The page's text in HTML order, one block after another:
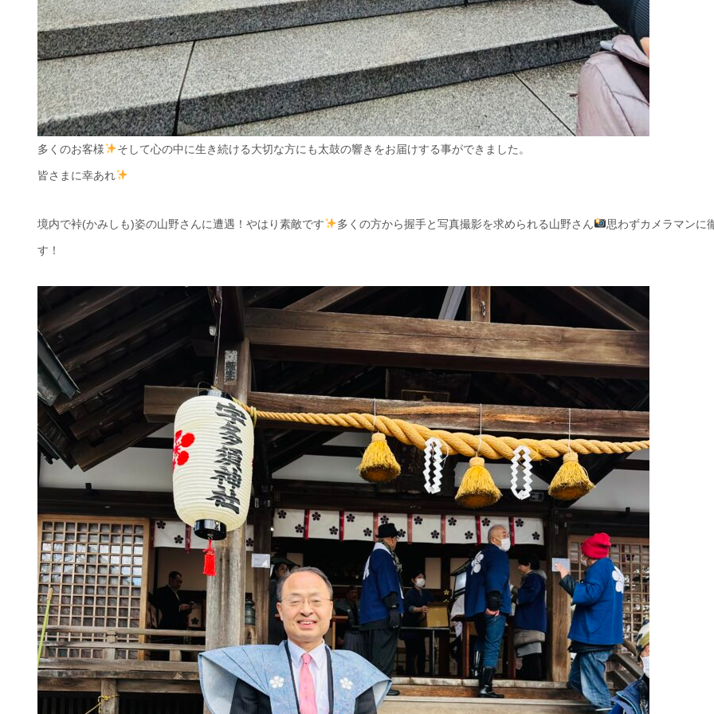
多くのお客様 そして心の中に生き続ける大切な方にも太鼓の響きをお届けする事ができました。
皆さまに幸あれ
境内で裃(かみしも)姿の山野さんに遭遇！やはり素敵です 多くの方から握手と写真撮影を求められる山野さん 思わずカメラマンに
す！